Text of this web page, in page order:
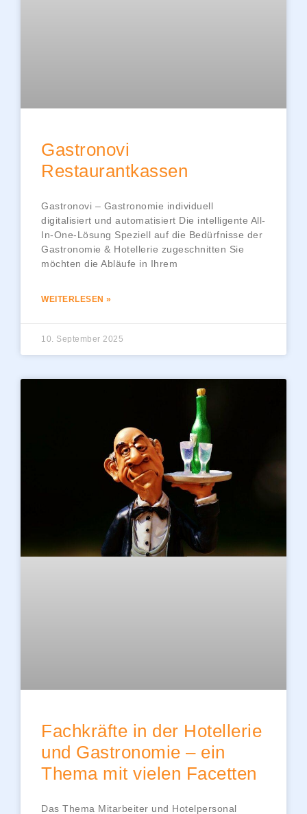
Gastronovi
Restaurantkassen
Gastronovi – Gastronomie individuell
digitalisiert und automatisiert Die intelligente All-
In-One-Lösung Speziell auf die Bedürfnisse der
Gastronomie & Hotellerie zugeschnitten Sie
möchten die Abläufe in Ihrem
WEITERLESEN »
10. September 2025
Fachkräfte in der Hotellerie
und Gastronomie – ein
Thema mit vielen Facetten
Das Thema Mitarbeiter und Hotelpersonal